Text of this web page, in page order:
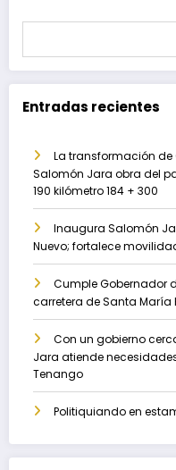
Entradas recientes
La transformación
Salomón Jara obra del
190 kilómetro 184 + 300
Inaugura Salomón
Nuevo; fortalece
Cumple Gobernador
carretera de Santa María
Con un gobierno
Jara atiende
Tenango
Politiquiando en